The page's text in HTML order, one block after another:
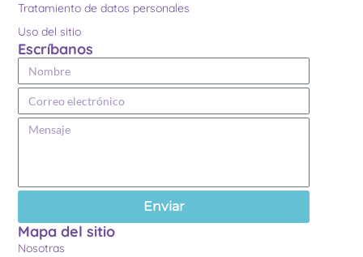
Tratamiento de datos personales
Uso del sitio
Escríbanos
Enviar
Mapa del sitio
Nosotras